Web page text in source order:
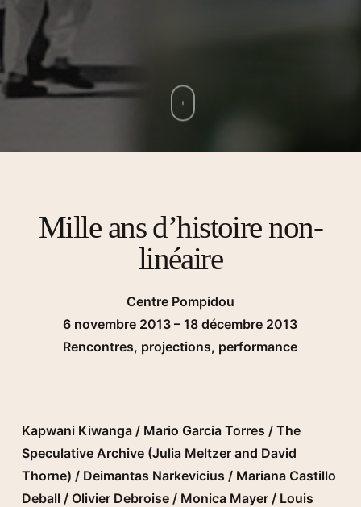
Mille ans d’histoire non-
linéaire
Centre Pompidou
6 novembre 2013 – 18 décembre 2013
Rencontres, projections, performance
Kapwani Kiwanga / Mario Garcia Torres / The
Speculative Archive (Julia Meltzer and David
Thorne) / Deimantas Narkevicius / Mariana Castillo
Deball / Olivier Debroise / Monica Mayer / Louis